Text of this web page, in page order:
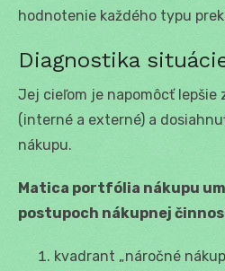
hodnotenie každého typu
Diagnostika
Jej cieľom je napomôcť lepšie
(interné a externé) a
nákupu.
Matica portfólia nákupu
postupoch nákupnej
kvadrant „náročné